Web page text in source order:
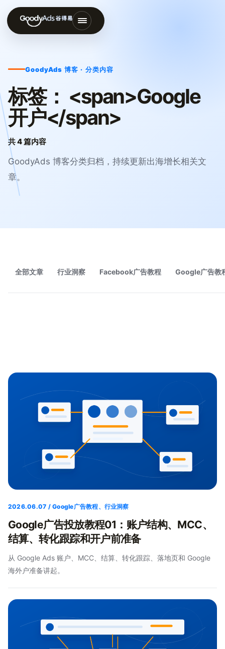
打
航
单
GoodyAds 博客 · 分类内容
标签： <span>Google
开户</span>
共 4 篇内容
GoodyAds 博客分类归档，持续更新出海增长相关文
章。
全部文章 行业洞察 Facebook广告教程 Google广告教
2026.06.07 / Google广告教程、行业洞察
Google广告投放教程01：账户结构、MCC、
结算、转化跟踪和开户前准备
从 Google Ads 账户、MCC、结算、转化跟踪、落地页和 Google
海外户准备讲起。